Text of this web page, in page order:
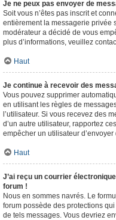
Je ne peux pas envoyer de
Soit vous n’êtes pas inscrit et
entièrement la messagerie privée
modérateur a décidé de vous
plus d’informations, veuillez
Haut
Je continue à recevoir des
Vous pouvez supprimer
en utilisant les règles de
l’utilisateur. Si vous recevez des
d’un autre utilisateur, rapportez
empêcher un utilisateur
Haut
J’ai reçu un courrier
forum !
Nous en sommes navrés. Le
forum possède des protections
de tels messages. Vous devriez